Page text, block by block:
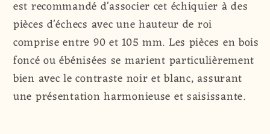
est recommandé d'associer cet échiquier à des
pièces d'échecs avec une hauteur de roi
comprise entre 90 et 105 mm. Les pièces en bois
foncé ou ébénisées se marient particulièrement
bien avec le contraste noir et blanc, assurant
une présentation harmonieuse et saisissante.